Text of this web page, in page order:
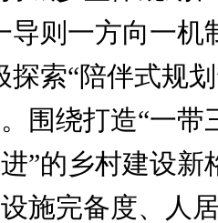
导则一方向一机
探索“陪伴式规
围绕打造“一带
”的乡村建设新
施完备度、人